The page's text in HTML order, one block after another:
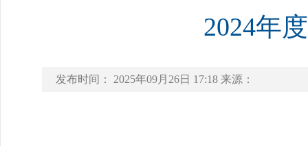
2024年
发布时间： 2025年09月26日 17:18 来源：